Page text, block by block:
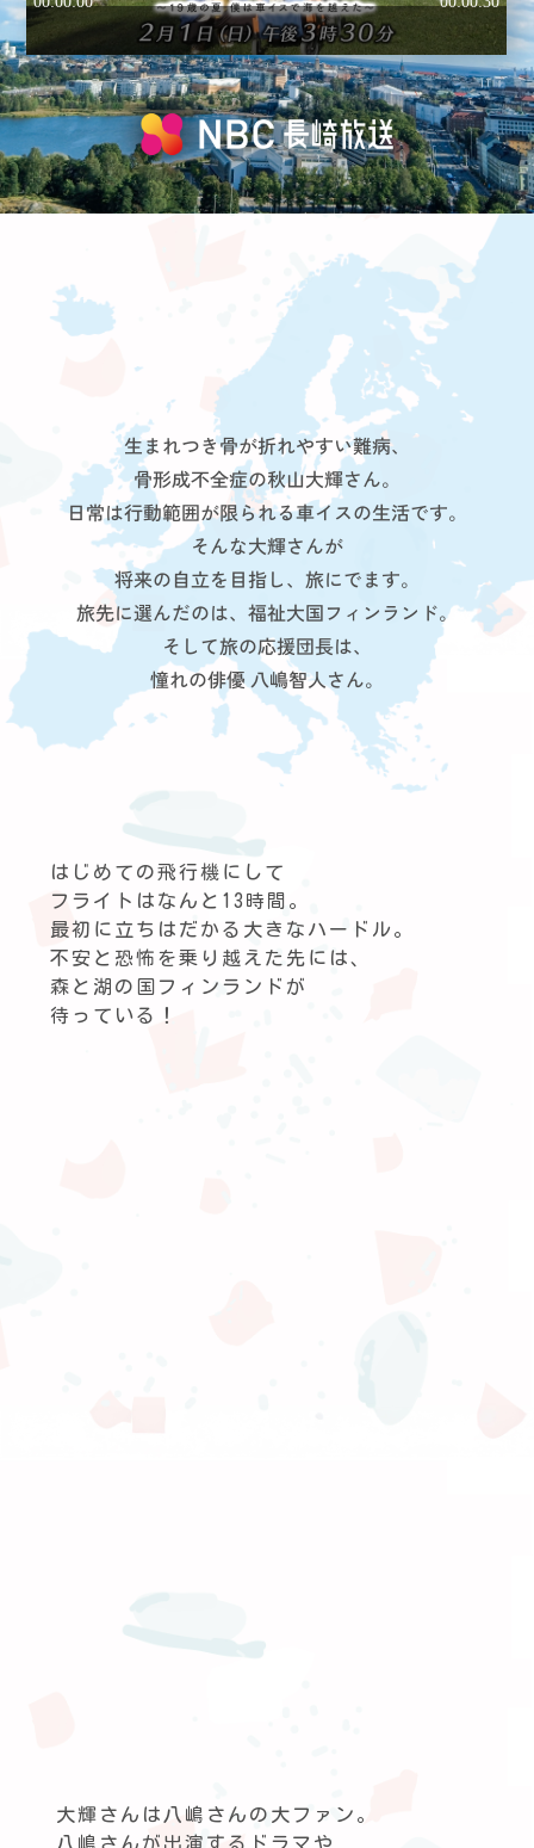
生まれつき骨が折れやすい難病、
骨形成不全症の秋山大輝さん。
日常は行動範囲が限られる車イスの生活です。
そんな大輝さんが
将来の自立を目指し、旅にでます。
旅先に選んだのは、福祉大国フィンランド。
そして旅の応援団長は、
憧れの俳優 八嶋智人さん。
はじめての飛行機にして
フライトはなんと13時間。
最初に立ちはだかる大きなハードル。
不安と恐怖を乗り越えた先には、
森と湖の国フィンランドが
待っている！
大輝さんは八嶋さんの大ファン。
八嶋さんが出演するドラマや